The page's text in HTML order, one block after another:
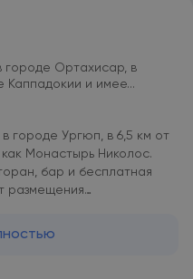
городе Ортахисар, в
и имее...
городе Ургюп, в 6,5 км от
Монастырь Николос.
бар и бесплатная
размещения
Ургюпа и Крепость